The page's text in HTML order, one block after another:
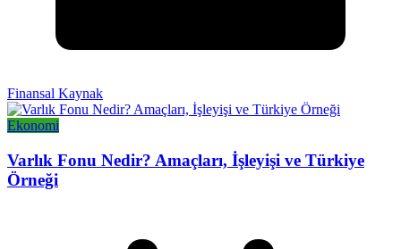
Finansal Kaynak
Ekonomi
Varlık Fonu Nedir? Amaçları, İşleyişi ve Türkiye
Örneği